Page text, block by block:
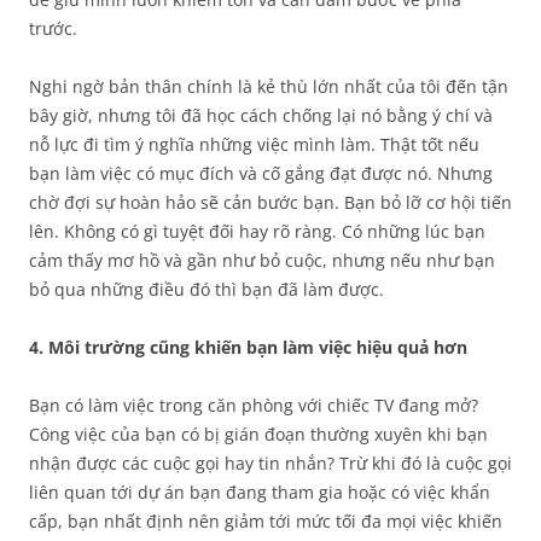
trước.
Nghi ngờ bản thân chính là kẻ thù lớn nhất của tôi đến tận
bây giờ, nhưng tôi đã học cách chống lại nó bằng ý chí và
nỗ lực đi tìm ý nghĩa những việc mình làm. Thật tốt nếu
bạn làm việc có mục đích và cố gắng đạt được nó. Nhưng
chờ đợi sự hoàn hảo sẽ cản bước bạn. Bạn bỏ lỡ cơ hội tiến
lên. Không có gì tuyệt đối hay rõ ràng. Có những lúc bạn
cảm thấy mơ hồ và gần như bỏ cuộc, nhưng nếu như bạn
bỏ qua những điều đó thì bạn đã làm được.
4. Môi trường cũng khiến bạn làm việc hiệu quả hơn
Bạn có làm việc trong căn phòng với chiếc TV đang mở?
Công việc của bạn có bị gián đoạn thường xuyên khi bạn
nhận được các cuộc gọi hay tin nhắn? Trừ khi đó là cuộc gọi
liên quan tới dự án bạn đang tham gia hoặc có việc khẩn
cấp, bạn nhất định nên giảm tới mức tối đa mọi việc khiến